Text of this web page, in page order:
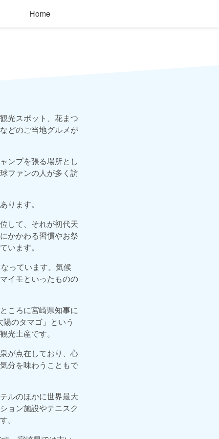
Home
光スポット、花まつ
どのご当地グルメが
ンプを張る場所とし
ファンの人が多く訪
ります。
して、それが初代天
かかわる習慣やお祭
います。
っています。気候
イモといったものの
ころに宮崎県知事に
のタマゴ」という
光土産です。
が点在しており、心
分を味わうこともで
ルのほかに世界最大
ョン施設やテニスク
。